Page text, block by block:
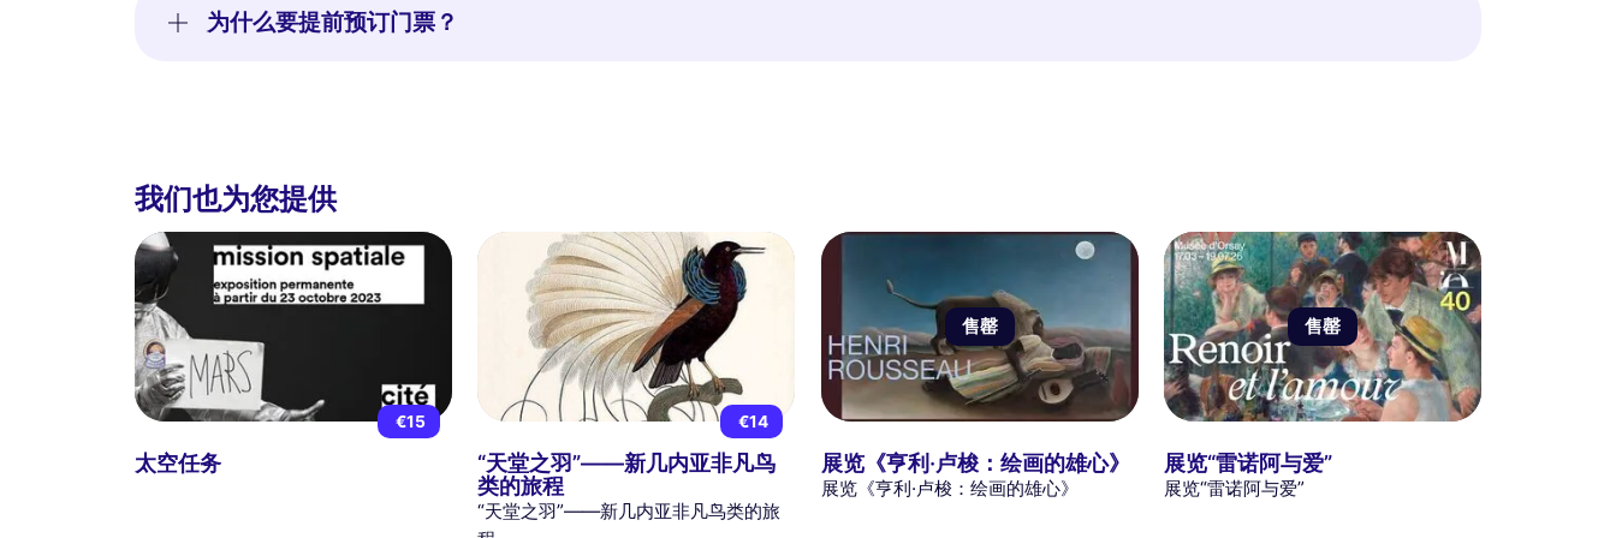
为什么要提前预订门票？
我们也为您提供
€15
太空任务
€14
“天堂之羽”——新几内亚非凡鸟
类的旅程
“天堂之羽”——新几内亚非凡鸟类的旅
售罄
展览《亨利·卢梭：绘画的雄心》
展览《亨利·卢梭：绘画的雄心》
售罄
展览“雷诺阿与爱”
展览“雷诺阿与爱”